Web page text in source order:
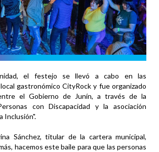
el festejo se llevó a cabo en las
gastronómico CityRock y fue organizado
el Gobierno de Junín, a través de la
con Discapacidad y la asociación
Inclusión".
Sánchez, titular de la cartera municipal,
hacemos este baile para que las personas